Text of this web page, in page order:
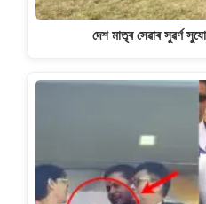
দেশ মাতৃৰ সেৱাৰ সুৱৰ্ণ